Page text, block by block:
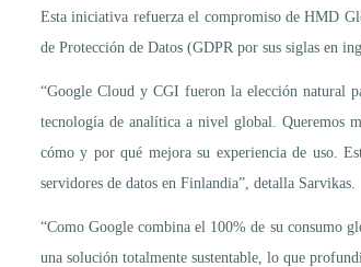
Esta iniciativa refuerza el compromiso de HMD
de Protección de Datos (GDPR por sus siglas en
“Google Cloud y CGI fueron la elección natural
tecnología de analítica a nivel global. Queremos
cómo y por qué mejora su experiencia de uso.
servidores de datos en Finlandia”, detalla Sarvikas.
“Como Google combina el 100% de su consumo
una solución totalmente sustentable, lo que